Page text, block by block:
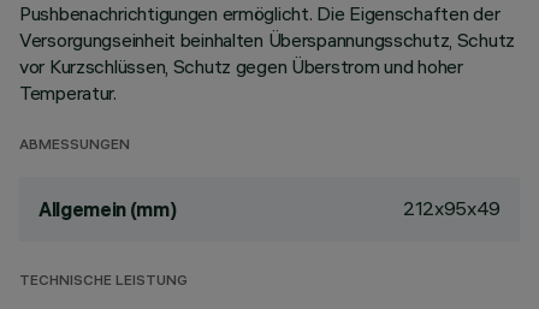
Pushbenachrichtigungen ermöglicht. Die Eigenschaften der
Versorgungseinheit beinhalten Überspannungsschutz, Schutz
vor Kurzschlüssen, Schutz gegen Überstrom und hoher
Temperatur.
ABMESSUNGEN
Allgemein (mm) 212x95x49
TECHNISCHE LEISTUNG